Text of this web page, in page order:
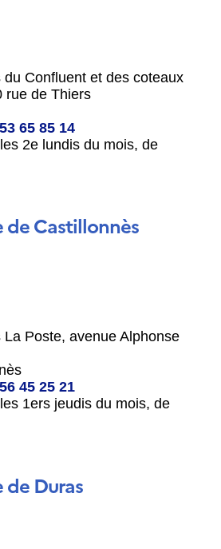
du Confluent et des coteaux
rue de Thiers
65 85 14
2elundis du mois, de
de Castillonnès
Poste, avenue Alphonse
45 25 21
1ersjeudis du mois, de
de Duras